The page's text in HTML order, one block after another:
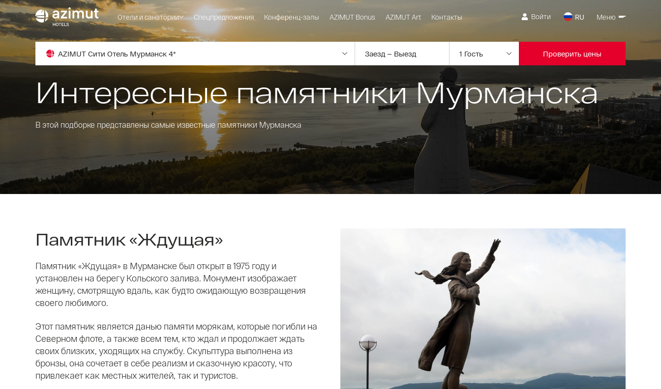
Отели и санатории Спецпредложения Конференц-залы AZIMUT Bonus AZIMUT Art Контакты Войти RU Меню
AZIMUT Сити Отель Мурманск 4* Проверить цены
Интересные памятники Мурманска
В этой подборке представлены самые известные памятники Мурманска
Памятник «Ждущая»
Памятник «Ждущая» в Мурманске был открыт в 1975 году и
установлен на берегу Кольского залива. Монумент изображает
женщину, смотрящую вдаль, как будто ожидающую возвращения
своего любимого.
Этот памятник является данью памяти морякам, которые погибли на
Северном флоте, а также всем тем, кто ждал и продолжает ждать
своих близких, уходящих на службу. Скульптура выполнена из
бронзы, она сочетает в себе реализм и сказочную красоту, что
привлекает как местных жителей, так и туристов.